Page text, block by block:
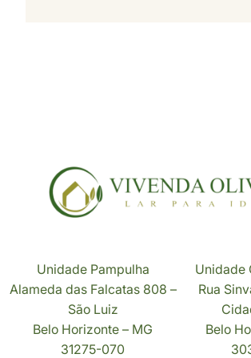
Unidade Pampulha
Alameda das Falcatas 808 –
São Luiz
Belo Horizonte – MG
31275-070
Unidade
Rua
Belo